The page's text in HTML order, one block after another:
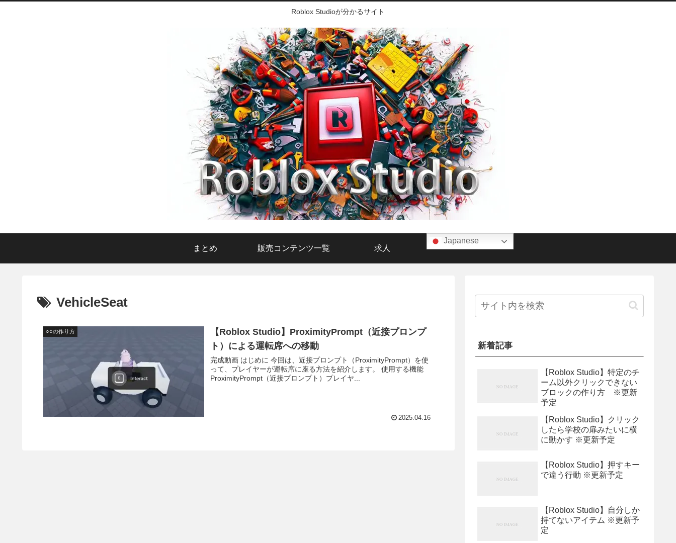
Roblox Studioが分かるサイト
まとめ 販売コンテンツ一覧 求人
Japanese
VehicleSeat
○○の作り方
【Roblox Studio】ProximityPrompt（近接プロンプ
ト）による運転席への移動
完成動画 はじめに 今回は、近接プロンプト（ProximityPrompt）を使
って、プレイヤーが運転席に座る方法を紹介します。 使用する機能
ProximityPrompt（近接プロンプト）プレイヤ...
2025.04.16
新着記事
【Roblox Studio】特定のチ
ーム以外クリックできない
ブロックの作り方 ※更新
予定
【Roblox Studio】クリック
したら学校の扉みたいに横
に動かす ※更新予定
【Roblox Studio】押すキー
で違う行動 ※更新予定
【Roblox Studio】自分しか
持てないアイテム ※更新予
定